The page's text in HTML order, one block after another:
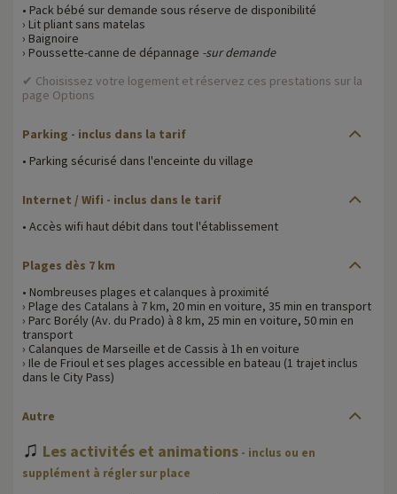
• Pack bébé sur demande sous réserve de disponibilité
› Lit pliant sans matelas
› Baignoire
› Poussette-canne de dépannage -sur demande
✔ Choisissez votre logement et réservez ces prestations sur la
page Options
Parking - inclus dans la tarif
• Parking sécurisé dans l'enceinte du village
Internet / Wifi - inclus dans le tarif
• Accès wifi haut débit dans tout l'établissement
Plages dès 7 km
• Nombreuses plages et calanques à proximité
› Plage des Catalans à 7 km, 20 min en voiture, 35 min en transport
› Parc Borély (Av. du Prado) à 8 km, 25 min en voiture, 50 min en
transport
› Calanques de Marseille et de Cassis à 1h en voiture
› Ile de Frioul et ses plages accessible en bateau (1 trajet inclus
dans le City Pass)
Autre
♫ Les activités et animations - inclus ou en
supplément à régler sur place